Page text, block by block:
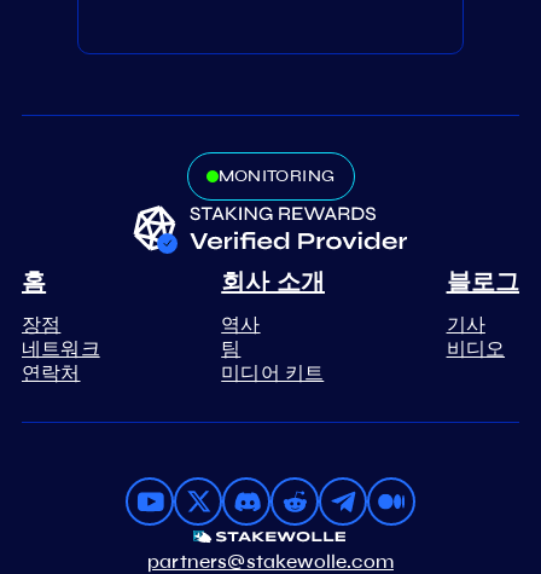
MONITORING
홈
장점
네트워크
연락처
회사 소개
역사
팀
미디어 키트
블로그
기사
비디오
partners@stakewolle.com